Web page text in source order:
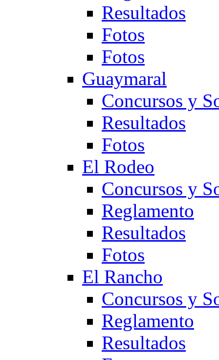
Resultados
Fotos
Fotos
Guaymaral
Concursos y
Resultados
Fotos
El Rodeo
Concursos y
Reglamento
Resultados
Fotos
El Rancho
Concursos y
Reglamento
Resultados